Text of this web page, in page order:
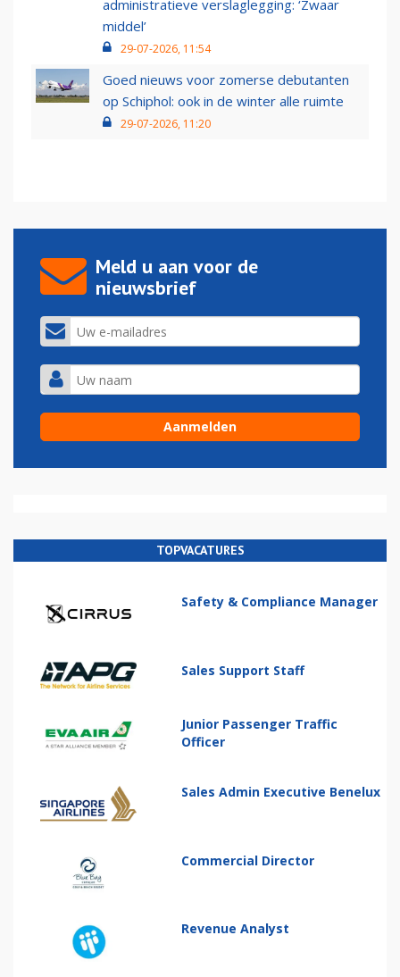
administratieve verslaglegging: ‘Zwaar
middel’
29-07-2026, 11:54
Goed nieuws voor zomerse debutanten
op Schiphol: ook in de winter alle ruimte
29-07-2026, 11:20
Meld u aan voor de
nieuwsbrief
TOPVACATURES
Safety & Compliance Manager
Sales Support Staff
Junior Passenger Traffic
Officer
Sales Admin Executive Benelux
Commercial Director
Revenue Analyst